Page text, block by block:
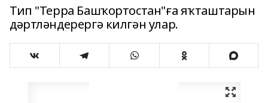
Тип "Терра Башҡортостан"ға яҡташтарын
дәртләндерергә килгән улар.